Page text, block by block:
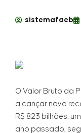
sistemafaeb
O Valor Bruto da
alcançar novo
R$ 823 bilhões,
ano passado,